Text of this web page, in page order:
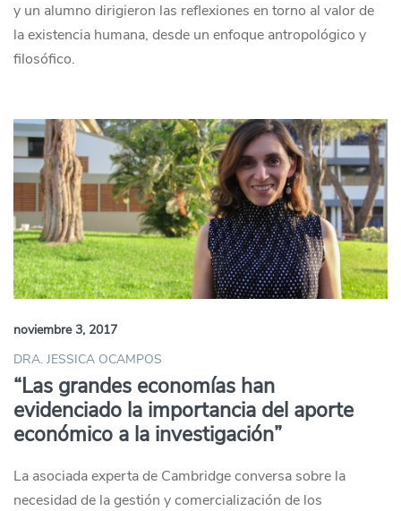
y un alumno dirigieron las reflexiones en torno al valor de
la existencia humana, desde un enfoque antropológico y
filosófico.
noviembre 3, 2017
DRA. JESSICA OCAMPOS
“Las grandes economías han
evidenciado la importancia del aporte
económico a la investigación”
La asociada experta de Cambridge conversa sobre la
necesidad de la gestión y comercialización de los